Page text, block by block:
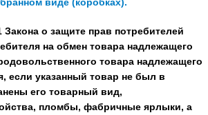
Закона о защите прав потребителей
на обмен товара надлежащего
товара надлежащего
если указанный товар не был в
его товарный вид,
пломбы, фабричные ярлыки, а